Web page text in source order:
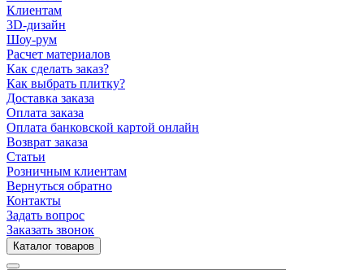
Клиентам
3D-дизайн
Шоу-рум
Расчет материалов
Как сделать заказ?
Как выбрать плитку?
Доставка заказа
Оплата заказа
Оплата банковской картой онлайн
Возврат заказа
Статьи
Розничным клиентам
Вернуться обратно
Контакты
Задать вопрос
Заказать звонок
Каталог товаров